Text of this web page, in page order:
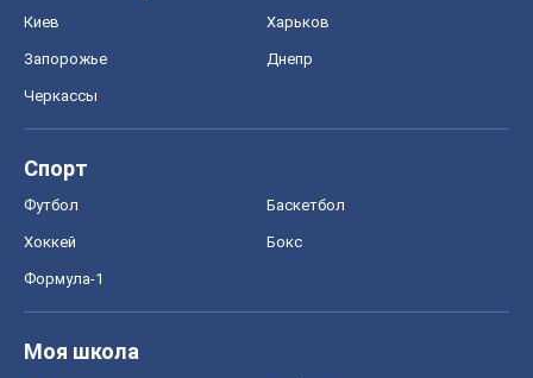
Киев Харьков
Запорожье Днепр
Черкассы
Спорт
Футбол Баскетбол
Хоккей Бокс
Формула-1
Моя школа